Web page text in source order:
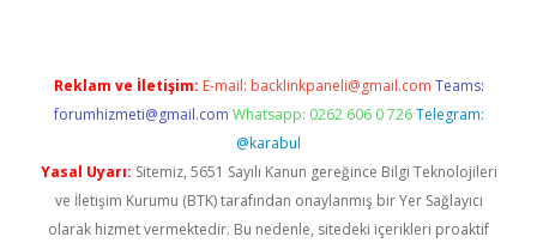
Reklam ve İletişim: E-mail: backlinkpaneli@gmail.com Teams:
forumhizmeti@gmail.com Whatsapp: 0262 606 0 726 Telegram:
@karabul
Yasal Uyarı: Sitemiz, 5651 Sayılı Kanun gereğince Bilgi Teknolojileri
ve İletişim Kurumu (BTK) tarafından onaylanmış bir Yer Sağlayıcı
olarak hizmet vermektedir. Bu nedenle, sitedeki içerikleri proaktif